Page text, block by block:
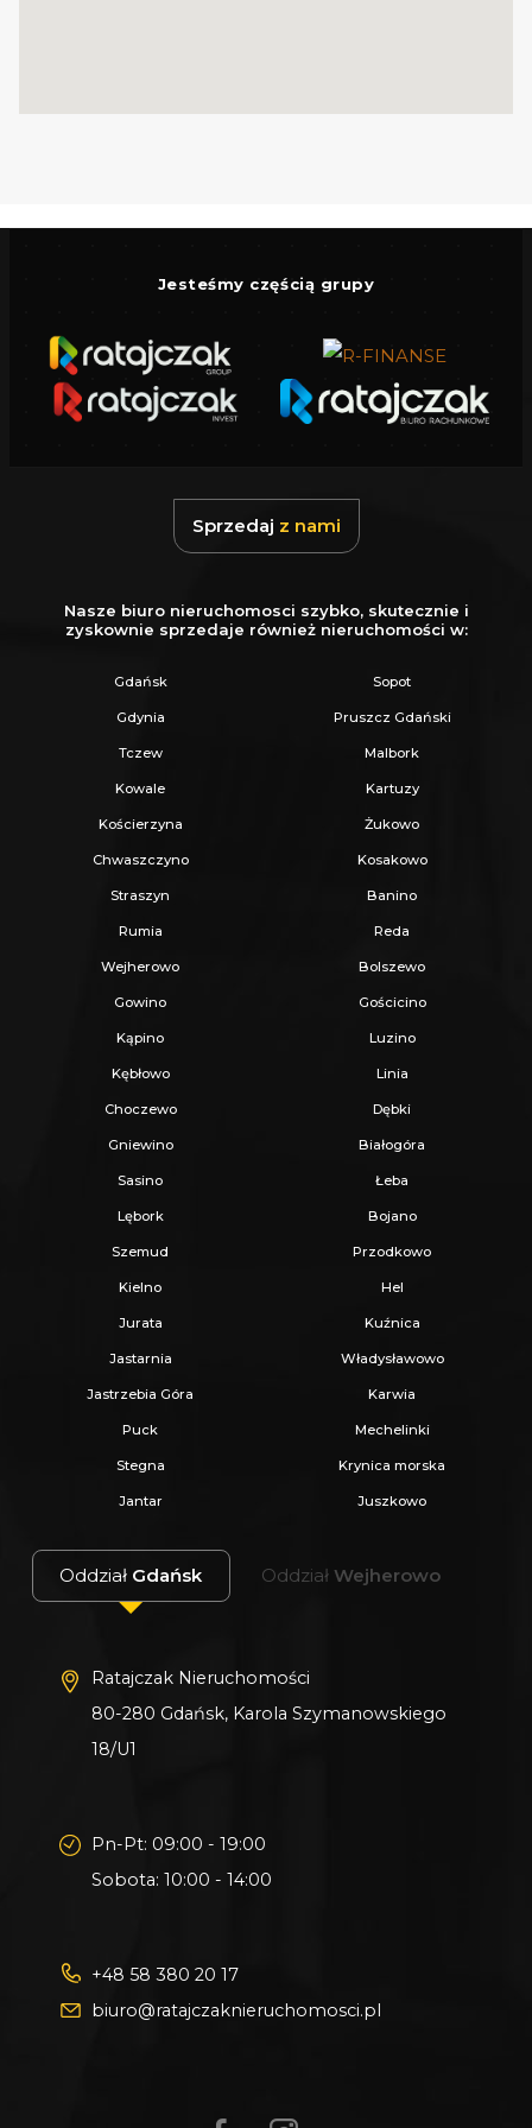
Ilość kondygnacji i wysokość
formie poddasza ubytkowego) Max.
wysoko zabudowy 8 m od poziomu
terenu do kalenicy
dwuspadowe. K t nachylenia połaci
Formę architektonicznąnależy
kształtować na zasadzie kontynuacji
miejscowej, w tym regionalnej tradycji
budowlanej. Kolorystyka stonowana,
tradycyjna (paleta ziemi).
Zabudowa towarzysząca:
Dopuszcza się
zabudowy towarzyszące (garaże, budynki
gospodarcze), zespolone z budynkiem
mieszkalnym lub wolnostojące o
wysokości do 6m od poziomu terenu. Dla
całego zespołu w obrębie jednej posesji
obowiązuje jednolite pokrycie, kolorystyka
oraz materiały.
Mała architektura:
Dopuszcza się
realizację obiektów małej architektury
związanej z funkcją wiodącą
Zakaz stosowania
żelbetowych prefabrykowanych.
15/7 - 1105 m²
15/11 - 1104 m²
15/12 - 1104 m²
Zapraszam do kontaktu i obejrzenia działek na
miejscu - to wyjątkowa przestrzeń, w której
ziemi!
NAJSZYBCIEJ I BEZPIECZNIE!
Jesteśmy częścią grupy
Sprzedaj z nami
Nasze biuro nieruchomosci szybko, skutecznie i
zyskownie sprzedaje również nieruchomości w:
Gdańsk Sopot
Gdynia Pruszcz Gdański
Tczew Malbork
Kowale Kartuzy
Kościerzyna Żukowo
Chwaszczyno Kosakowo
Straszyn Banino
Rumia Reda
Wejherowo Bolszewo
Gowino Gościcino
Kąpino Luzino
Kębłowo Linia
Choczewo Dębki
Gniewino Białogóra
Sasino Łeba
Lębork Bojano
Szemud Przodkowo
Kielno Hel
Jurata Kuźnica
Jastarnia Władysławowo
Jastrzebia Góra Karwia
Puck Mechelinki
Stegna Krynica morska
Jantar Juszkowo
Oddział Gdańsk Oddział Wejherowo
Ratajczak Nieruchomości
80-280 Gdańsk, Karola Szymanowskiego
18/U1
Pn-Pt: 09:00 - 19:00
Sobota: 10:00 - 14:00
+48 58 380 20 17
biuro@ratajczaknieruchomosci.pl